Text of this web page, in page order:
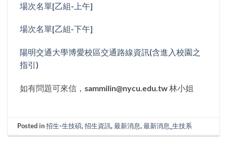
場次名單[乙組-上午]
場次名單[乙組-下午]
陽明交通大學博愛校區交通路線資訊(含進入校園之
指引)
如有問題可來信，sammilin@nycu.edu.tw 林小姐
Posted in招生-生技碩,招生資訊,最新消息,最新消息_生技系